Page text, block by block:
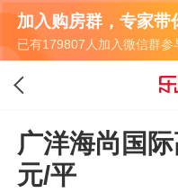
加入购房群，专家带
已有179807人加入微信群参
广洋海尚国
元/平